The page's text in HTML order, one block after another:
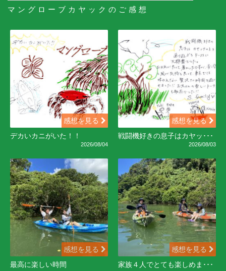
マングローブカヤックのご感想
感想を見る
デカいカニがいた！！
2026/08/04
感想を見る
戦闘機好きの息子はカヤッ･･･
2026/08/03
感想を見る
最高に楽しい時間
感想を見る
家族４人でとても楽しめま･･･